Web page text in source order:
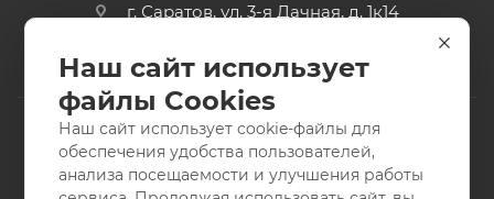
г. Саратов, ул. 3-я Дачная, д. 1к14
2011-2026 © интернет-магазин спортивных товаров
Наш сайт использует
файлы Cookies
Наш сайт использует cookie-файлы для
обеспечения удобства пользователей,
анализа посещаемости и улучшения работы